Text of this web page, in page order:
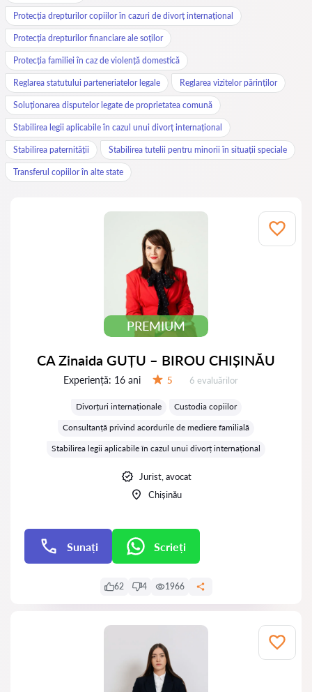
Protecția drepturilor copiilor în cazuri de divorț internațional
Protecția drepturilor financiare ale soților
Protecția familiei în caz de violență domestică
Reglarea statutului parteneriatelor legale Reglarea vizitelor părinților
Soluționarea disputelor legate de proprietatea comună
Stabilirea legii aplicabile în cazul unui divorț internațional
Stabilirea paternității Stabilirea tutelii pentru minorii în situații speciale
Transferul copiilor în alte state
PREMIUM
CA Zinaida GUȚU – BIROU CHIȘINĂU
Experiență: 16 ani 5 Evaluărilor:
6 evaluărilor
Divorțuri internaționale
Custodia copiilor
Consultanță privind acordurile de mediere familială
Stabilirea legii aplicabile în cazul unui divorț internațional
Jurist, avocat
Chișinău
Sunați Scrieți
62 4 1966